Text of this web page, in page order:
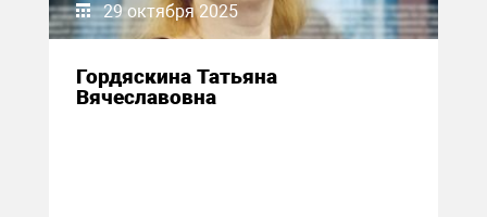
29 октября 2025
Гордяскина Татьяна
Вячеславовна